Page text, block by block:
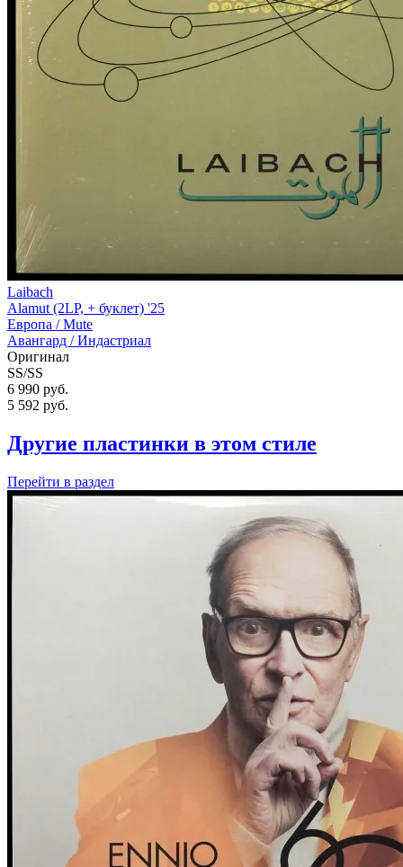
Laibach
Alamut (2LP, + буклет) '25
Европа /Mute
Авангард / Индастриал
Оригинал
SS/SS
6 990 руб.
5 592 руб.
Другие пластинки в этом стиле
Перейти в раздел